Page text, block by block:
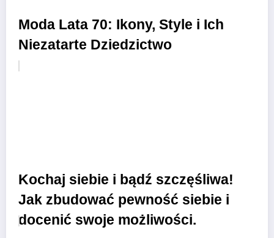
Moda Lata 70: Ikony, Style i Ich
Niezatarte Dziedzictwo
Kochaj siebie i bądź szczęśliwa!
Jak zbudować pewność siebie i
docenić swoje możliwości.